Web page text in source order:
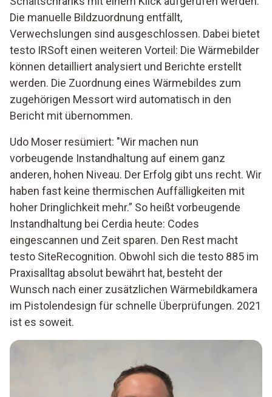
Die manuelle Bildzuordnung entfällt,
Verwechslungen sind ausgeschlossen. Dabei bietet
testo IRSoft einen weiteren Vorteil: Die Wärmebilder
können detailliert analysiert und Berichte erstellt
werden. Die Zuordnung eines Wärmebildes zum
zugehörigen Messort wird automatisch in den
Bericht mit übernommen.
Udo Moser resümiert: "Wir machen nun
vorbeugende Instandhaltung auf einem ganz
anderen, hohen Niveau. Der Erfolg gibt uns recht. Wir
haben fast keine thermischen Auffälligkeiten mit
hoher Dringlichkeit mehr.” So heißt vorbeugende
Instandhaltung bei Cerdia heute: Codes
eingescannen und Zeit sparen. Den Rest macht
testo SiteRecognition. Obwohl sich die testo 885 im
Praxisalltag absolut bewährt hat, besteht der
Wunsch nach einer zusätzlichen Wärmebildkamera
im Pistolendesign für schnelle Überprüfungen. 2021
ist es soweit.